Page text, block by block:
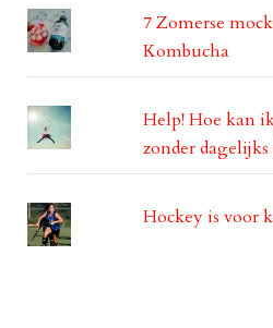
7 Zomerse
Kombucha
Help! Hoe kan
zonder dagelijks
Hockey is voor